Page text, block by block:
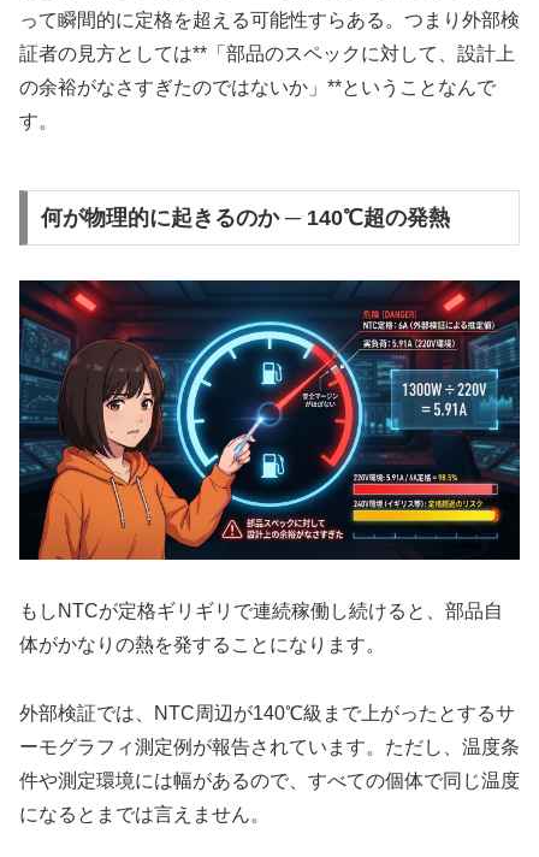
って瞬間的に定格を超える可能性すらある。つまり外部検
証者の見方としては**「部品のスペックに対して、設計上
の余裕がなさすぎたのではないか」**ということなんで
す。
何が物理的に起きるのか ─ 140℃超の発熱
もしNTCが定格ギリギリで連続稼働し続けると、部品自
体がかなりの熱を発することになります。
外部検証では、NTC周辺が140℃級まで上がったとするサ
ーモグラフィ測定例が報告されています。ただし、温度条
件や測定環境には幅があるので、すべての個体で同じ温度
になるとまでは言えません。